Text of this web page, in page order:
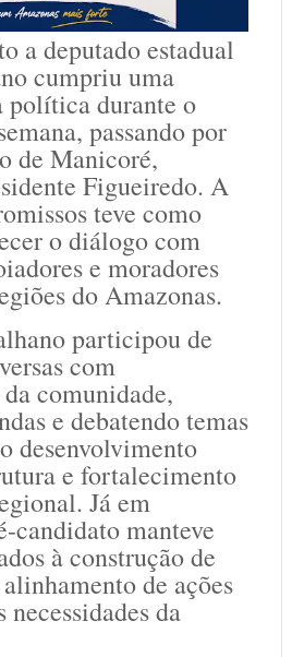
a deputado estadual
cumpriu uma
política durante o
passando por
de Manicoré,
Figueiredo. A
teve como
o diálogo com
e moradores
do Amazonas.
participou de
com
comunidade,
e debatendo temas
desenvolvimento
e fortalecimento
Já em
candidato manteve
à construção de
de ações
necessidades da